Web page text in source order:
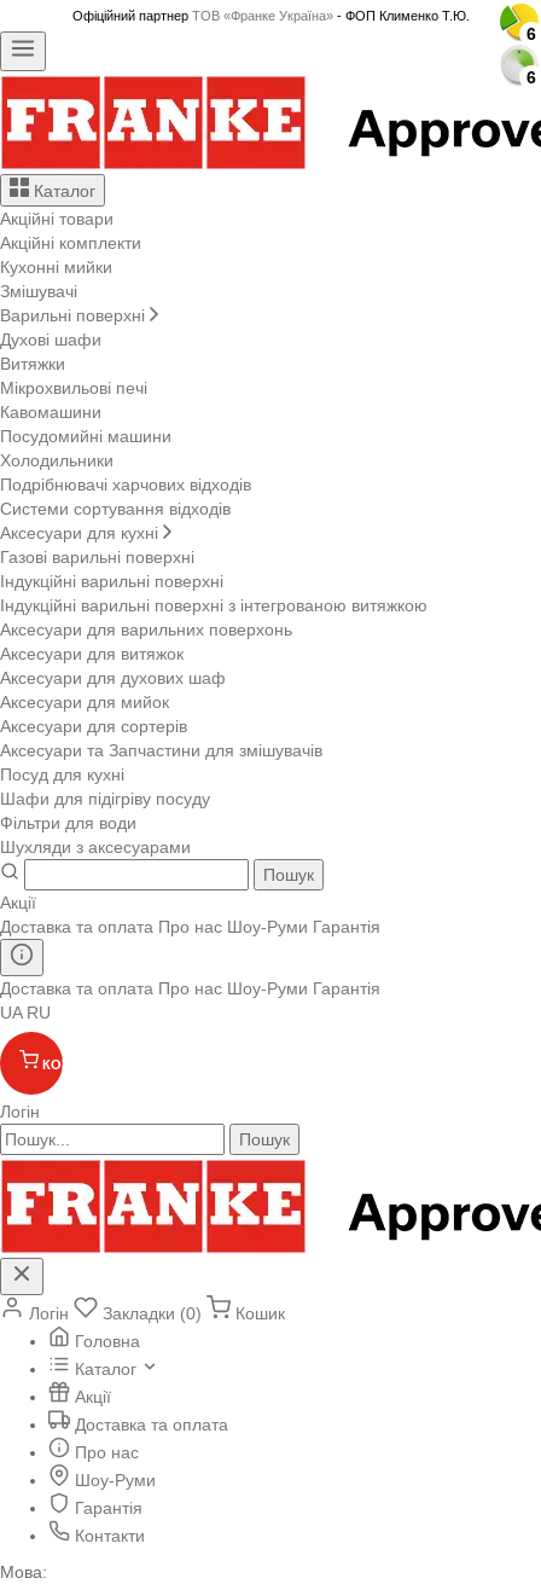
Офіційний партнер ТОВ «Франке Україна»- ФОП Клименко Т.Ю.
Каталог
Акційні товари
Акційні комплекти
Кухонні мийки
Змішувачі
Варильні поверхні
Духові шафи
Витяжки
Мікрохвильові печі
Кавомашини
Посудомийні машини
Холодильники
Подрібнювачі харчових відходів
Системи сортування відходів
Аксесуари для кухні
Газові варильні поверхні
Індукційні варильні поверхні
Індукційні варильні поверхні з інтегрованою витяжкою
Аксесуари для варильних поверхонь
Аксесуари для витяжок
Аксесуари для духових шаф
Аксесуари для мийок
Аксесуари для сортерів
Аксесуари та Запчастини для змішувачів
Посуд для кухні
Шафи для підігріву посуду
Фільтри для води
Шухляди з аксесуарами
Пошук
Акції
Доставка та оплата Про нас Шоу-Руми Гарантія
Доставка та оплата Про нас Шоу-Руми Гарантія
UA RU
КОШИК
Логін
Пошук
Логін Закладки (0)
Кошик
Головна
Каталог
Акції
Доставка та оплата
Про нас
Шоу-Руми
Гарантія
Контакти
Мова:
6
6
6
6
6
6
6
6
6
6
6
6
6
6
6
6
6
6
6
6
6
6
6
6
6
6
6
6